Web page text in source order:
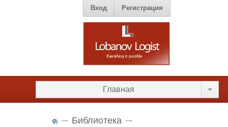
Вход Регистрация
Главная
Библиотека